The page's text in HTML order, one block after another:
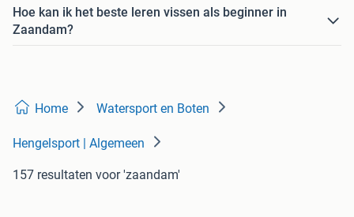
Hoe kan ik het beste leren vissen als beginner in
Zaandam?
Home Watersport en Boten
Hengelsport | Algemeen
157 resultaten voor 'zaandam'